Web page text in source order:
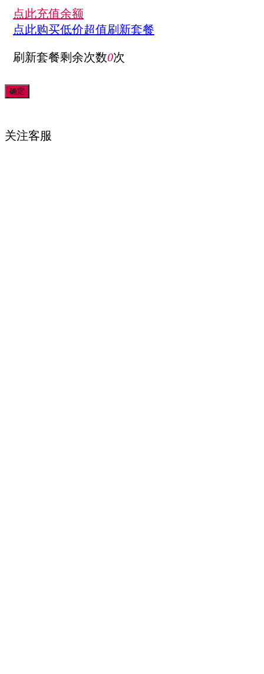
点此充值余额
点此购买低价超值刷新套餐
刷新套餐剩余次数0次
关注客服